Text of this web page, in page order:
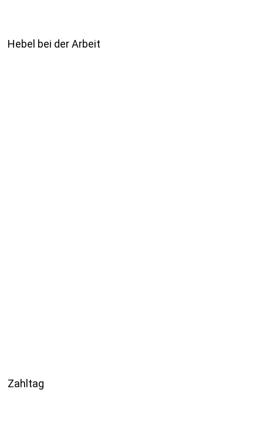
Hebel bei der Arbeit
Zahltag